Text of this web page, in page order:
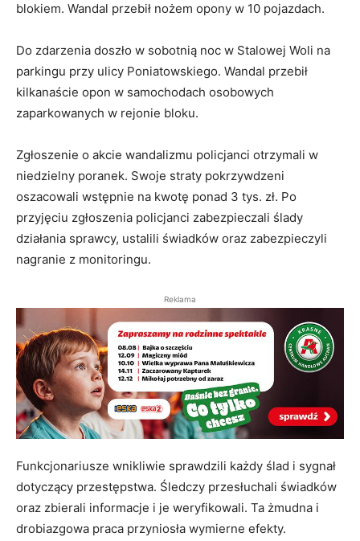
blokiem. Wandal przebił nożem opony w 10 pojazdach.
Do zdarzenia doszło w sobotnią noc w Stalowej Woli na
parkingu przy ulicy Poniatowskiego. Wandal przebił
kilkanaście opon w samochodach osobowych
zaparkowanych w rejonie bloku.
Zgłoszenie o akcie wandalizmu policjanci otrzymali w
niedzielny poranek. Swoje straty pokrzywdzeni
oszacowali wstępnie na kwotę ponad 3 tys. zł. Po
przyjęciu zgłoszenia policjanci zabezpieczali ślady
działania sprawcy, ustalili świadków oraz zabezpieczyli
nagranie z monitoringu.
Reklama
Funkcjonariusze wnikliwie sprawdzili każdy ślad i sygnał
dotyczący przestępstwa. Śledczy przesłuchali świadków
oraz zbierali informacje i je weryfikowali. Ta żmudna i
drobiazgowa praca przyniosła wymierne efekty.